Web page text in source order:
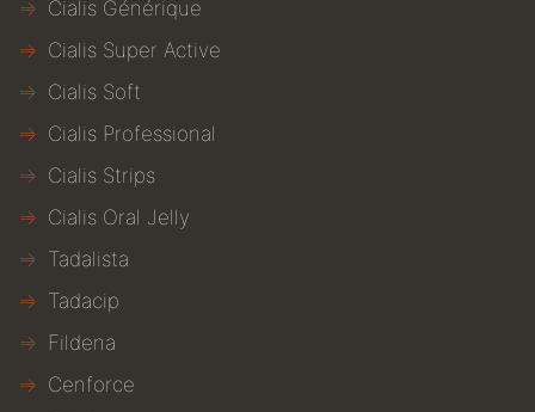
Cialis Générique
Cialis Super Active
Cialis Soft
Cialis Professional
Cialis Strips
Cialis Oral Jelly
Tadalista
Tadacip
Fildena
Cenforce